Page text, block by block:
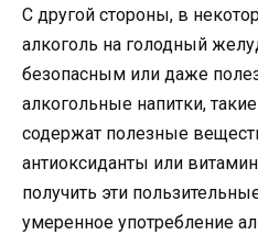
С другой стороны, в
алкоголь на голодный
безопасным или даже
алкогольные напитки,
содержат полезные
антиоксиданты или
получить эти
умеренное употребление